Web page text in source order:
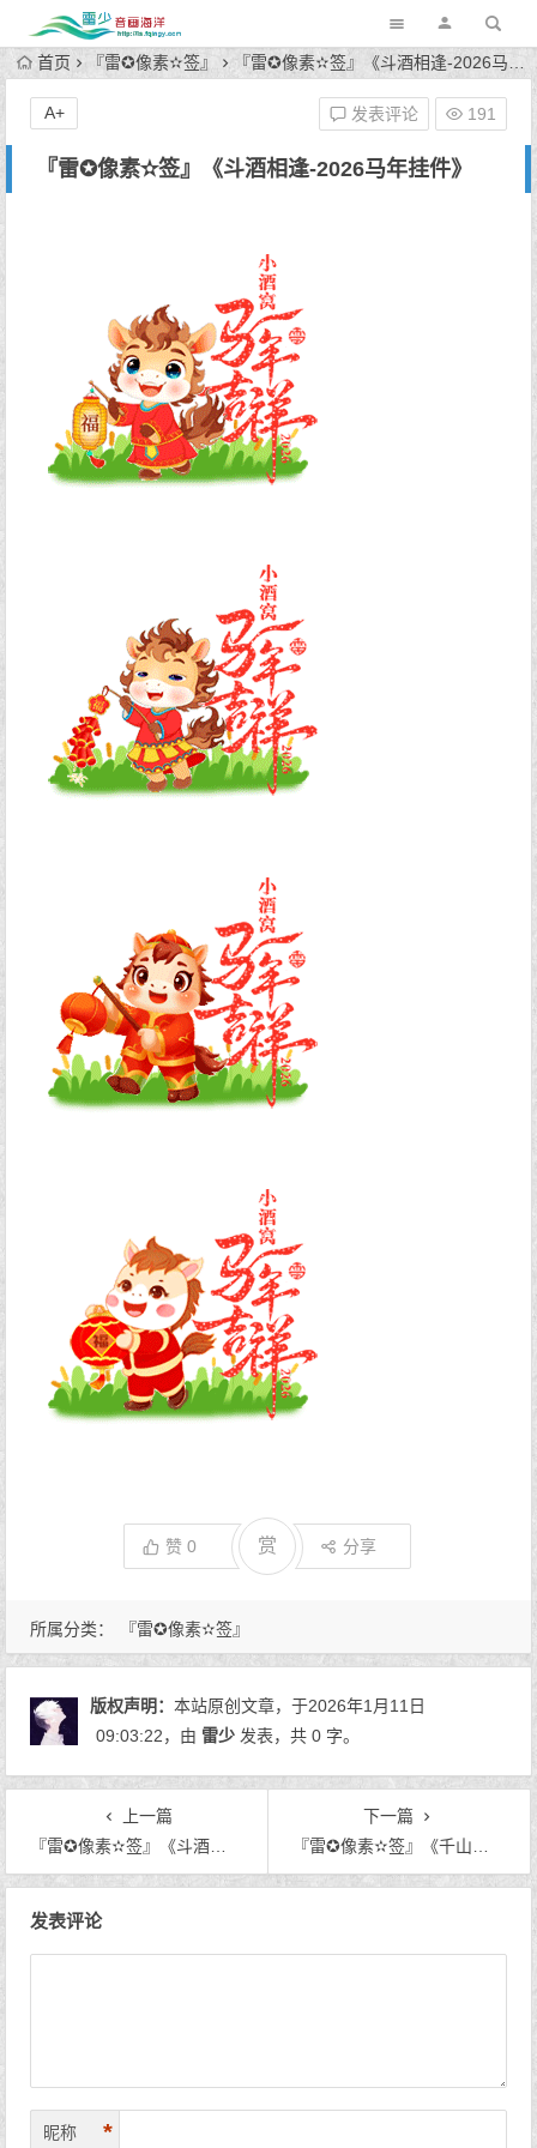
首页 『雷✪像素✫签』 『雷✪像素✫签』《斗酒相逢-2026马年挂件》
『雷✪像素✫签』《斗酒相逢-2026马年挂件》
发表评论 191
A+
所属分类： 『雷✪像素✫签』
赞 0 赏 分享
版权声明：本站原创文章，于2026年1月11日
09:03:22，由 雷少 发表，共 0 字。
上一篇
『雷✪像素✫签』《斗酒相逢-2026马年图签》
下一篇
『雷✪像素✫签』《千山论坛 – 勋章》
发表评论
昵称 *